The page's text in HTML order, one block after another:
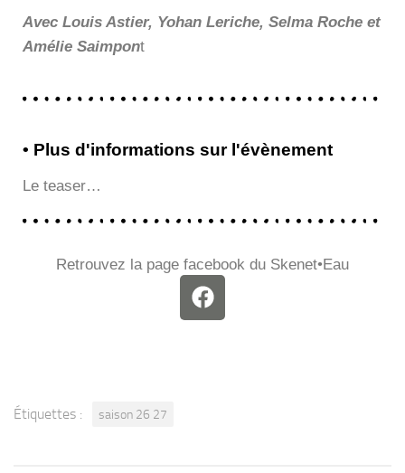
Avec Louis Astier, Yohan Leriche, Selma Roche et
Amélie Saimpont
• Plus d'informations sur l'évènement
Le teaser…
Retrouvez la page facebook du Skenet•Eau
Étiquettes : saison 26 27